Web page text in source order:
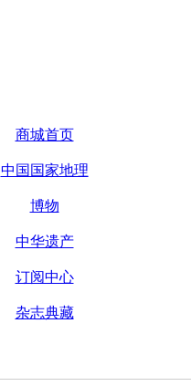
商城首页
中国国家地理
博物
中华遗产
订阅中心
杂志典藏